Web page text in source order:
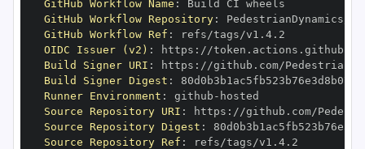
GitHub Workflow Name :
GitHub Workflow Repository:
GitHub Workflow Ref :
OIDC Issuer (v2) : https :
Build Signer URI : https :
Build Signer Digest :
Runner Environment : github -
Source Repository URI : https :
Source Repository Digest :
Source Repository Ref :